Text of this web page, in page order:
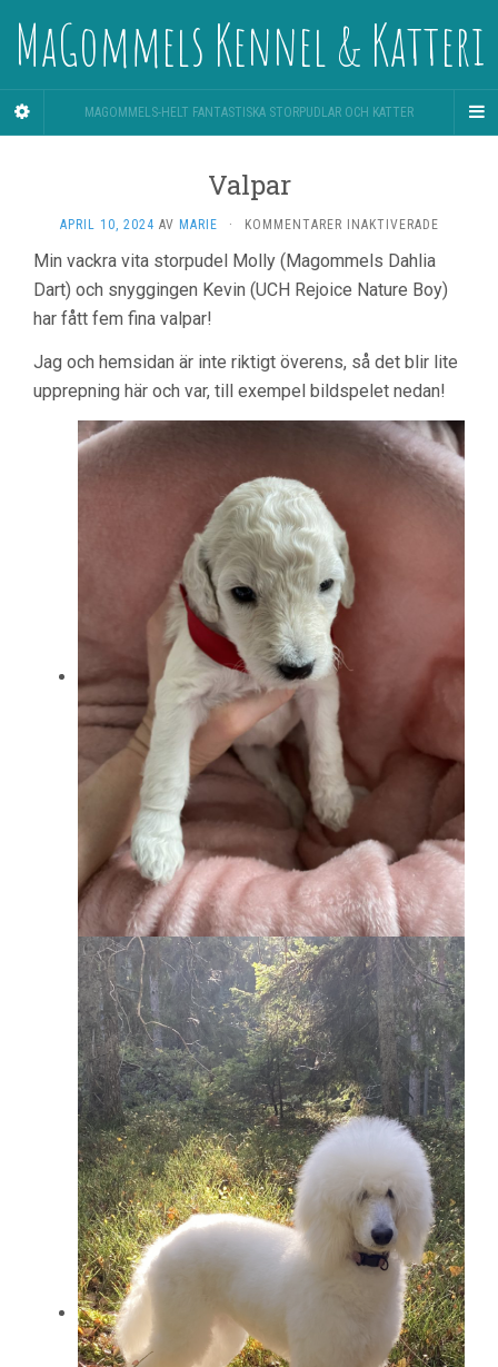
MaGommels Kennel & Katteri
MAGOMMELS-HELT FANTASTISKA STORPUDLAR OCH KATTER
Valpar
APRIL 10, 2024 AV MARIE · KOMMENTARER INAKTIVERADEFÖR
Min vackra vita storpudel Molly (Magommels Dahlia
Dart) och snyggingen Kevin (UCH Rejoice Nature Boy)
har fått fem fina valpar!
Jag och hemsidan är inte riktigt överens, så det blir lite
upprepning här och var, till exempel bildspelet nedan!